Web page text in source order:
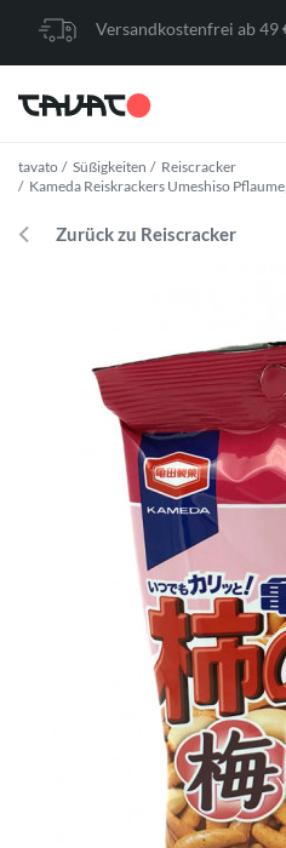
Versandkostenfrei ab 49
tavato Süßigkeiten
Reiscracker
Kameda Reiskrackers Umeshiso Pflaume,
Zurück zu Reiscracker